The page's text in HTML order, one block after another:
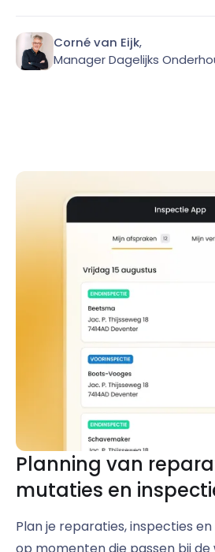
Corné van Eijk,
Manager Dagelijks
Planning van
mutaties en
Plan je reparaties, inspecties
op momenten die passen bij de